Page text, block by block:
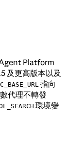
Platform
及更高版本以及
指向
代理不轉發
環境變